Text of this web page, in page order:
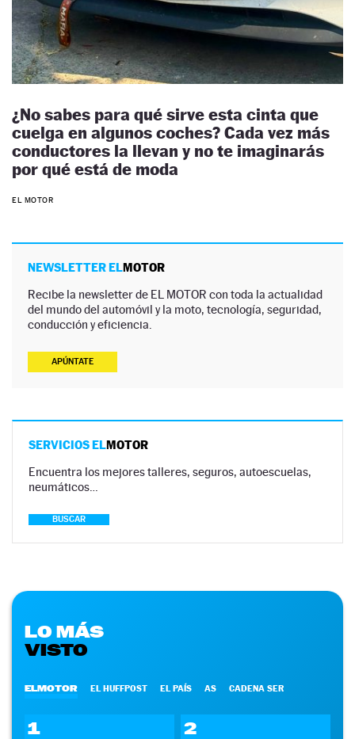
¿No sabes para qué sirve esta cinta que
cuelga en algunos coches? Cada vez más
conductores la llevan y no te imaginarás
por qué está de moda
EL MOTOR
NEWSLETTER ELMOTOR
Recibe la newsletter de EL MOTOR con toda la actualidad
del mundo del automóvil y la moto, tecnología, seguridad,
conducción y eficiencia.
APÚNTATE
SERVICIOS ELMOTOR
Encuentra los mejores talleres, seguros, autoescuelas,
neumáticos…
BUSCAR
LO MÁS
VISTO
ELMOTOR EL HUFFPOST EL PAÍS AS CADENA SER
1 2